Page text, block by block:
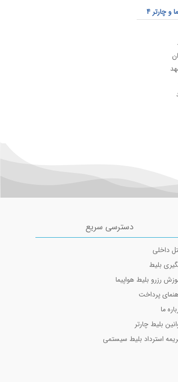
چارتر 4
دسترسی سریع
داخلی
بلیط
رزرو بلیط هواپیما
پرداخت
ما
بلیط چارتر
استرداد بلیط سیستمی